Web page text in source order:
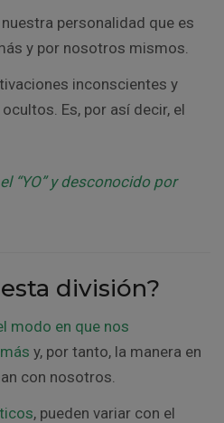
personalidad que es
y por nosotros mismos.
inconscientes y
Es, por así decir, el
“YO” y desconocido por
división?
modo en que nos
y, por tanto, la manera en
con nosotros.
, pueden variar con el